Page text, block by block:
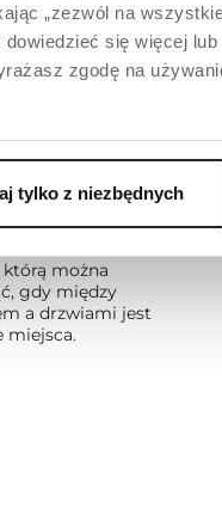
„zezwól na
się więcej
zgodę na
tylko z niezbędnych
OCHORNY
ochorna
którą można
gdy między
a drzwiami jest
miejsca.